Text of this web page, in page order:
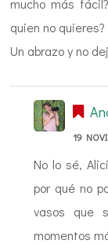
quien no quieres?
Un abrazo y no
19
No lo sé,
por qué no
vasos que
momentos